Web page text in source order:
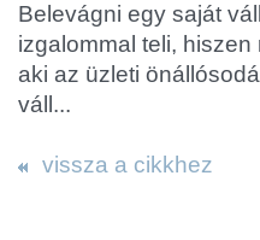
Belevágni egy saját
izgalommal teli,
aki az üzleti
váll...
vissza a cikkhez